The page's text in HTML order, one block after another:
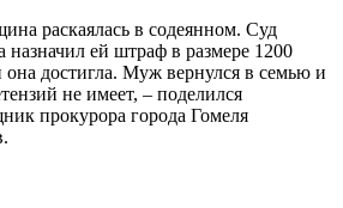
раскаялась в содеянном. Суд
назначил ей штраф в размере 1200
достигла. Муж вернулся в семью и
не имеет, – поделился
прокурора города Гомеля